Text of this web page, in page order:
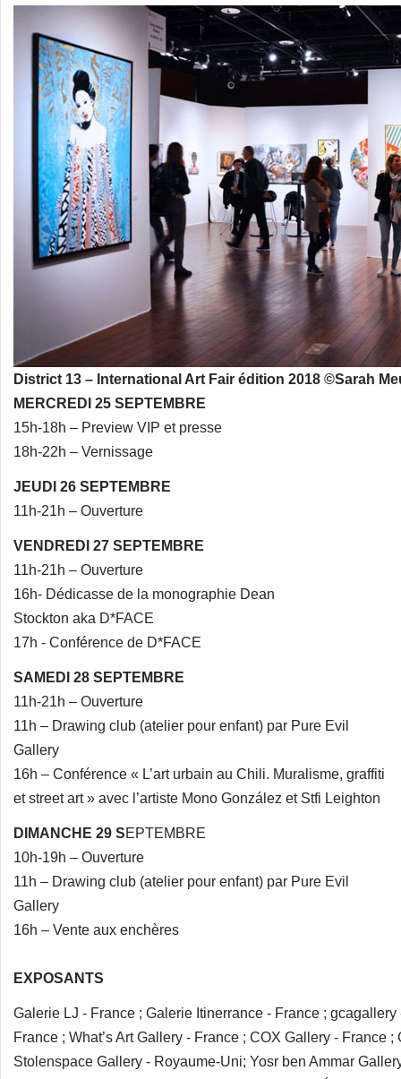
District 13 – International Art Fair édition 2018 ©Sarah
MERCREDI 25 SEPTEMBRE
15h-18h – Preview VIP et presse
18h-22h – Vernissage
JEUDI 26 SEPTEMBRE
11h-21h – Ouverture
VENDREDI 27 SEPTEMBRE
11h-21h – Ouverture
16h- Dédicasse de la monographie Dean
Stockton aka D*FACE
17h - Conférence de D*FACE
SAMEDI 28 SEPTEMBRE
11h-21h – Ouverture
11h – Drawing club (atelier pour enfant) par Pure Evil
Gallery
16h – Conférence « L’art urbain au Chili. Muralisme, graffiti
et street art » avec l’artiste Mono González et Stfi Leighton
DIMANCHE 29 SEPTEMBRE
10h-19h – Ouverture
11h – Drawing club (atelier pour enfant) par Pure Evil
Gallery
16h – Vente aux enchères
EXPOSANTS
Galerie LJ - France ; Galerie Itinerrance - France ;
France ; What’s Art Gallery - France ; COX Gallery - France
Stolenspace Gallery - Royaume-Uni; Yosr ben Ammar